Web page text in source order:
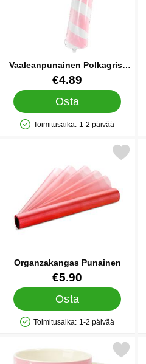
Vaaleanpunainen Polkagris-
kuvioitu Folioilmapallo
Tuote.nro 20442
€4.89
Osta
Saatavuus: Varastossa
Toimitusaika: 1-2 päivää
Organzakangas Punainen
Tuote.nro 19714
€5.90
Osta
Saatavuus: Varastossa
Toimitusaika: 1-2 päivää
Merkitse organzakangas
Merkitse lumiukko